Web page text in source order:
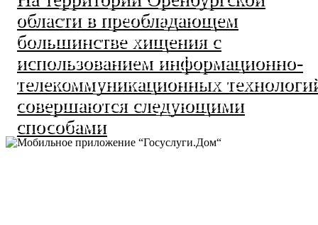
области в преобладающем
большинстве хищения с
использованием информационно-
телекоммуникационных
совершаются следующими
способами